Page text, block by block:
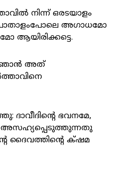
നിന്ന്‌ ഒരടയാളം
അഗാധമോ
ആയിരിക്കട്ടെ.
ഞാന്‍ അത്‌
ഭവനമേ,
അസഹ്യപ്പെടുത്തുന്നതു
ദൈവത്തിന്റെ ക്‌ഷമ